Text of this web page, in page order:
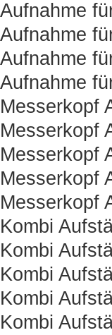
Aufnahme
Aufnahme
Aufnahme
Aufnahme
Messerkopf
Messerkopf
Messerkopf
Messerkopf
Messerkopf
Kombi
Kombi
Kombi
Kombi
Kombi